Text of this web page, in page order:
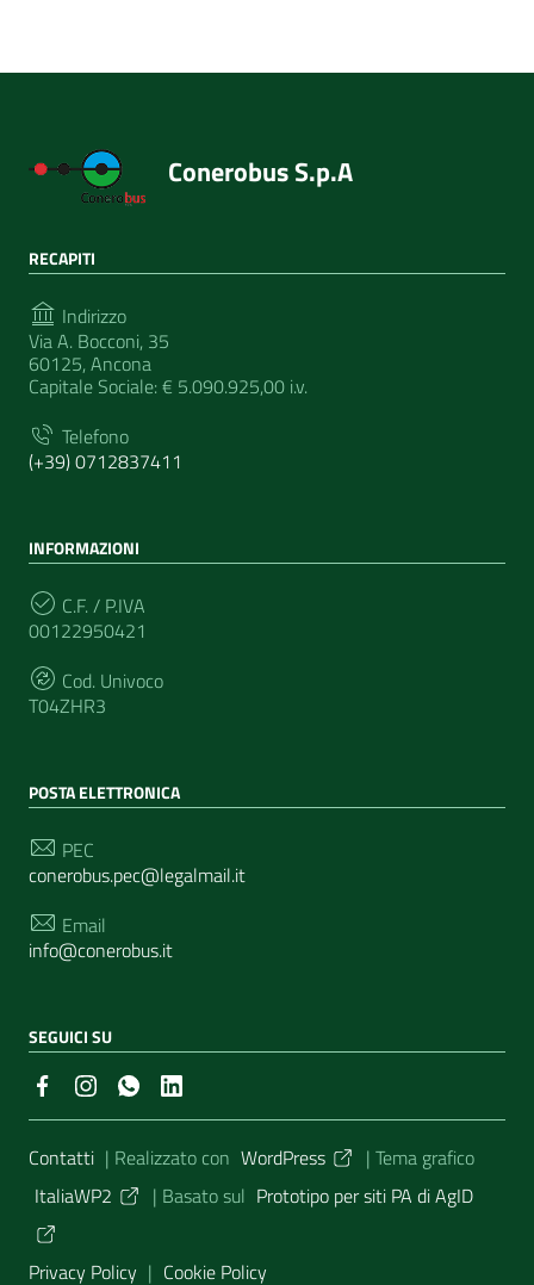
Conerobus S.p.A
RECAPITI
Indirizzo
Via A. Bocconi, 35
60125, Ancona
Capitale Sociale: € 5.090.925,00 i.v.
Telefono
(+39) 0712837411
INFORMAZIONI
C.F. / P.IVA
00122950421
Cod. Univoco
T04ZHR3
POSTA ELETTRONICA
PEC
conerobus.pec@legalmail.it
Email
info@conerobus.it
SEGUICI SU
Sezione Link Utili
Contatti | Realizzato con WordPress | Tema grafico
ItaliaWP2
| Basato sul Prototipo per siti PA di AgID
Privacy Policy | Cookie Policy